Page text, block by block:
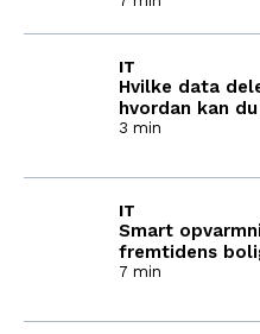
Hvilke data
hvordan kan
IT
3 min
Smart
fremtidens
IT
7 min